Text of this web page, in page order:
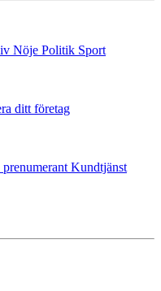
Nöje Politik Sport
ditt företag
Kundtjänst